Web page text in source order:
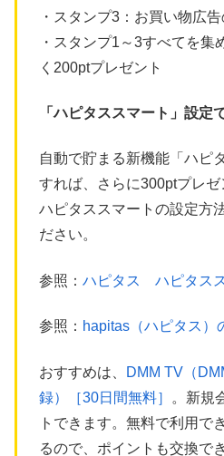
・スタンプ3：お買い物広
・スタンプ1～3すべてを集
く200ptプレゼント
「ハピタススマート」設定
自動で貯まる新機能「ハピ
すれば、さらに300ptプレゼ
ハピタススマートの設定方
ださい。
参照： ハピタス ハピタス
参照： hapitas（ハピタス）
おすすめは、
DMM TV（
録）［30日間無料］
。新規
トできます。無料で利用で
るので、ポイントも交換で